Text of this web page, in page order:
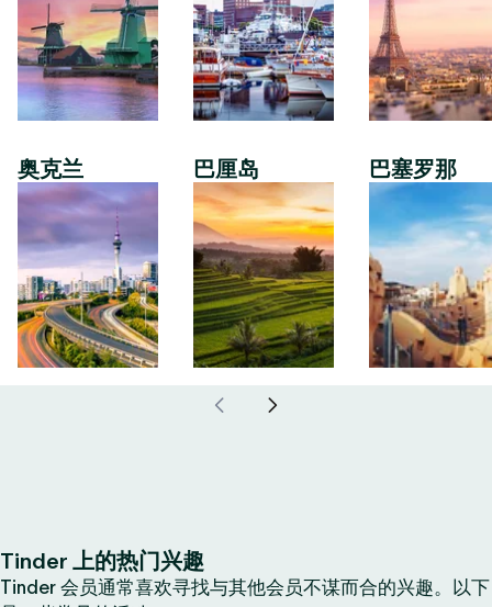
奥克兰 巴厘岛 巴塞罗那
Tinder 上的热门兴趣
Tinder 会员通常喜欢寻找与其他会员不谋而合的兴趣。以下